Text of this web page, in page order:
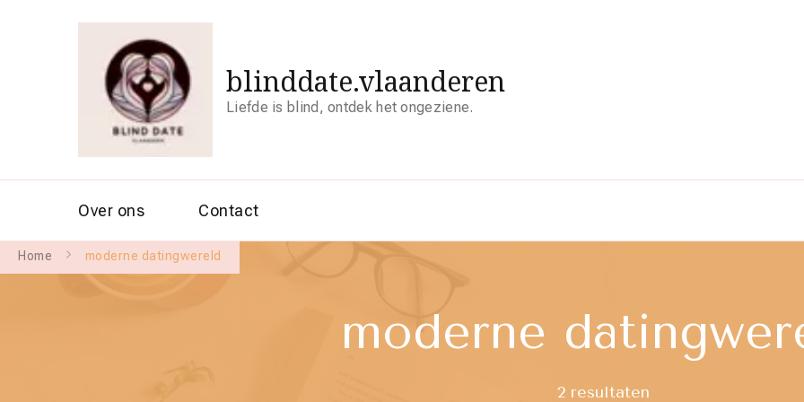
blinddate.vlaanderen
Liefde is blind, ontdek het ongeziene.
Over ons Contact
Home moderne datingwereld
moderne
2 resultaten